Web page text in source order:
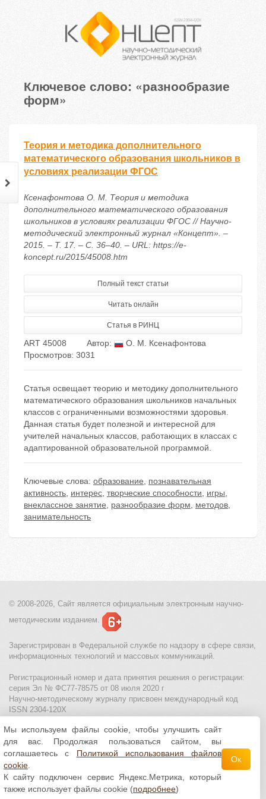
Ключевое слово: «разнообразие
форм»
Теория и методика дополнительного
математического образования школьников в
условиях реализации ФГОС
Ксенафонтова О. М. Теория и методика
дополнительного математического образования
школьников в условиях реализации ФГОС // Научно-
методический электронный журнал «Концепт». –
2015. – Т. 17. – С. 36–40. – URL: https://e-
koncept.ru/2015/45008.htm
Полный текст статьи
Читать онлайн
Статья в РИНЦ
ART 45008 Автор:
О. М. Ксенафонтова
Просмотров: 3031
Статья освещает теорию и методику дополнительного
математического образования школьников начальных
классов с ограниченными возможностями здоровья.
Данная статья будет полезной и интересной для
учителей начальных классов, работающих в классах с
адаптированной образовательной программой.
Ключевые слова: образование, познавательная
активность, интерес, творческие способности, игры,
внеклассное занятие, разнообразие форм, методов,
занимательность
© 2008-2026, Сайт является официальным электронным научно-
методическим изданием.
Зарегистрирован в Федеральной службе по надзору в сфере связи,
информационных технологий и массовых коммуникаций.
Регистрационный номер и дата принятия решения о регистрации:
серия Эл № ФС77-78575 от 08 июля 2020 г
Научно-методическому журналу присвоен международный код
ISSN 2304-120X
МЦИТО|Школьные олимпиады и онлайн конкурсы для детей
Политика использования файлов cookie| Политика обработки и
защиты персональных данных
Все материалы доступны полицензии Creative
Commons С указанием авторства 4.0 Всемирная
Мы используем файлы cookie, чтобы улучшить сайт
для вас. Продолжая пользоваться сайтом, вы
соглашаетесь с Политикой использования файлов
cookie
К сайту подключен сервис Яндекс.Метрика, который
также использует файлы cookie (подробнее)
Ок